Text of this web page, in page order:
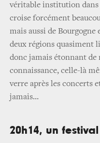
véritable institution dans
croise forcément
mais aussi de
deux régions quasiment
donc jamais étonnant
connaissance, celle-là
verre après les concerts
jamais…
20h14, un